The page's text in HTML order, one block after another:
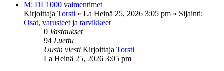
M: DL1000 vaimentimet
Kirjoittaja Torsti » La Heinä 25, 2026 3:05 pm » Sijainti:
Osat, varusteet ja tarvikkeet
0 Vastaukset
94 Luettu
Uusin viesti Kirjoittaja Torsti
La Heinä 25, 2026 3:05 pm